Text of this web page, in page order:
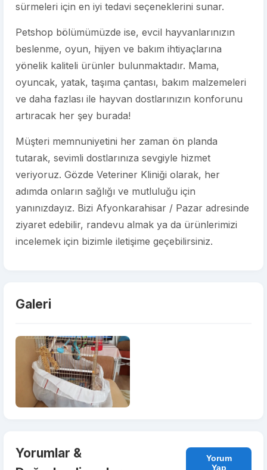
sürmeleri için en iyi tedavi seçeneklerini sunar.
Petshop bölümümüzde ise, evcil hayvanlarınızın
beslenme, oyun, hijyen ve bakım ihtiyaçlarına
yönelik kaliteli ürünler bulunmaktadır. Mama,
oyuncak, yatak, taşıma çantası, bakım malzemeleri
ve daha fazlası ile hayvan dostlarınızın konforunu
artıracak her şey burada!
Müşteri memnuniyetini her zaman ön planda
tutarak, sevimli dostlarınıza sevgiyle hizmet
veriyoruz. Gözde Veteriner Kliniği olarak, her
adımda onların sağlığı ve mutluluğu için
yanınızdayız. Bizi Afyonkarahisar / Pazar adresinde
ziyaret edebilir, randevu almak ya da ürünlerimizi
incelemek için bizimle iletişime geçebilirsiniz.
Galeri
Yorumlar &
Yorum
Yap